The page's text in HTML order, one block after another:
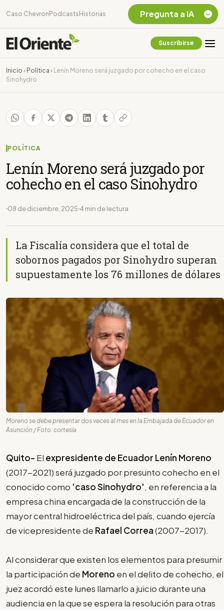
Caso Chevron Podcasts Historias
Suscribirse
Inicio › Política ›
Lenín Moreno será juzgado por cohecho en el caso
Sinohydro
POLÍTICA
Lenín Moreno será juzgado por
cohecho en el caso Sinohydro
08 de diciembre, 2025 4 min de lectura
La Fiscalía considera que el total de
sobornos pagados por Sinohydro superan
supuestamente los 76 millones de dólares
Moreno se debe presentar dos veces al mes en la Embajada de Ecuador en
Asunción / Foto: cortesía
Quito- El expresidente de Ecuador Lenín Moreno
(2017-2021) será juzgado por presunto cohecho en el
conocido como 'caso Sinohydro', en referencia a la
empresa china encargada de la construcción de la
mayor central hidroeléctrica del país, cuando ejercía
de vicepresidente de Rafael Correa(2007-2017).
Al considerar que existen los elementos para presumir
la participación de Moreno en el delito de cohecho, el
juez acordó este lunes llamarlo a juicio durante una
audiencia en la que se espera la resolución para otras
Pregunta a IA
Chevron Ecuador